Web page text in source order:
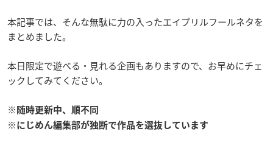
本記事では、そんな無駄に力の入ったエイプリルフールネタを
まとめました。
本日限定で遊べる・見れる企画もありますので、お早めにチェ
ックしてみてください。
※随時更新中、順不同
※にじめん編集部が独断で作品を選抜しています